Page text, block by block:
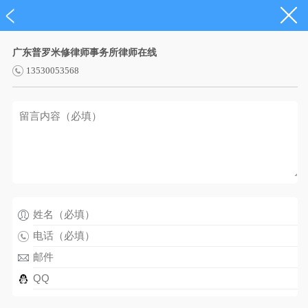
广东普罗米修律师事务所律师在线
13530053568